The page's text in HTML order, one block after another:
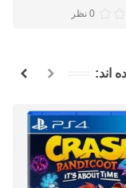
0 نظر
اند: